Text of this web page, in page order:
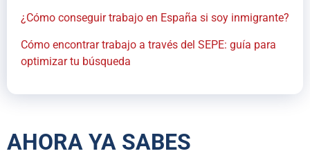
¿Cómo conseguir trabajo en España si soy inmigrante?
Cómo encontrar trabajo a través del SEPE: guía para
optimizar tu búsqueda
AHORA YA SABES